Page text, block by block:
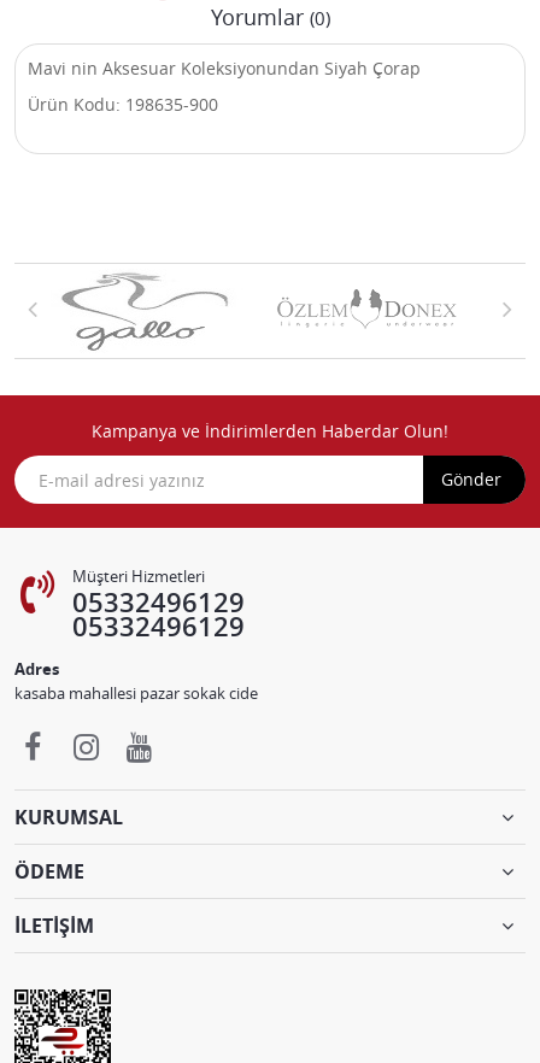
Yorumlar (0)
Mavi nin Aksesuar Koleksiyonundan Siyah Çorap
Ürün Kodu: 198635-900
Kampanya ve İndirimlerden Haberdar Olun!
Gönder
Müşteri Hizmetleri
05332496129
05332496129
Adres
kasaba mahallesi pazar sokak cide
KURUMSAL
ÖDEME
İLETİŞİM